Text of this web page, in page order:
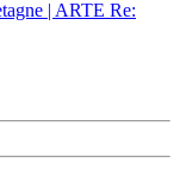
| ARTE Re: